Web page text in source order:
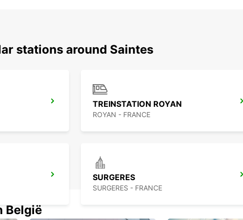
stations around Saintes
TREINSTATION ROYAN
ROYAN - FRANCE
SURGERES
SURGERES - FRANCE
België